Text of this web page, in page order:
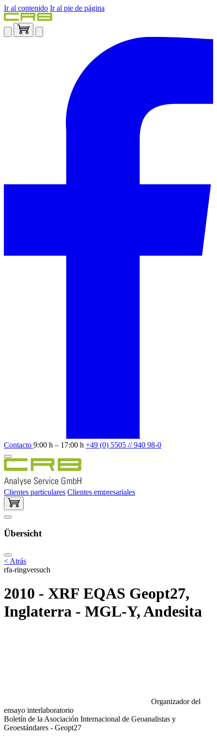
Ir al contenido Ir al pie de página
Contacto 9:00 h – 17:00 h +49 (0) 5505 // 940 98-0
Clientes particulares Clientes empresariales
Übersicht
< Atrás
rfa-ringversuch
2010 - XRF EQAS Geopt27,
Inglaterra - MGL-Y, Andesita
Organizador del
ensayo interlaboratorio
Boletín de la Asociación Internacional de Geoanalistas y
Geoestándares - Geopt27